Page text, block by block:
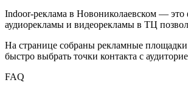
Indoor-реклама в Новониколаевском — это
аудиорекламы и видеорекламы в ТЦ
На странице собраны рекламные площадки
быстро выбрать точки контакта с
FAQ